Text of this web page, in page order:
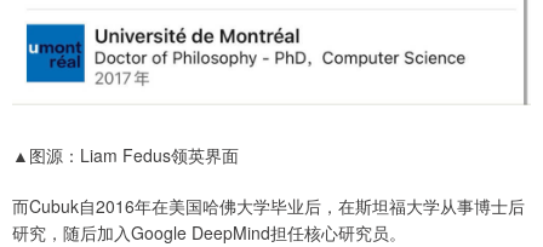
▲图源：Liam Fedus领英界面
而Cubuk自2016年在美国哈佛大学毕业后，在斯坦福大学从事博士后
研究，随后加入Google DeepMind担任核心研究员。